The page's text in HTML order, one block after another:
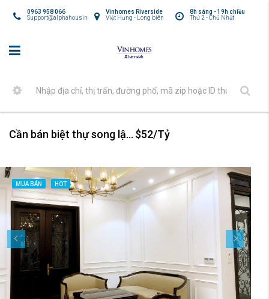
8h sáng - 19h chiều
Thứ 2 - Chủ Nhật
Vinhomes Riverside
Việt Hưng - Long biên
0963 958 066
Support@alphahousing.vn
Cần bán biệt thự song lập Vinhomes Harmony $52/Tỷ
MUA BÁN HOT